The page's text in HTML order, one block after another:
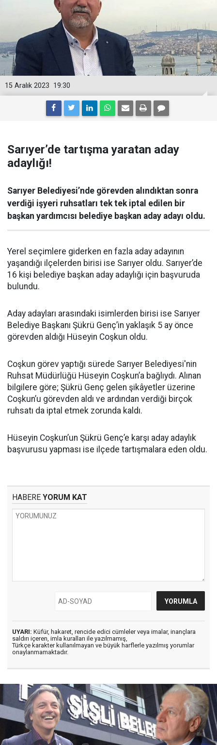
19:30
15 Aralık 2023
Sarıyer’de tartışma yaratan aday
adaylığı!
Sarıyer Belediyesi’nde görevden alındıktan sonra
verdiği işyeri ruhsatları tek tek iptal edilen bir
başkan yardımcısı belediye başkan aday adayı oldu.
Yerel seçimlere giderken en fazla aday adayının
yaşandığı ilçelerden birisi ise Sarıyer oldu. Sarıyer’de
16 kişi belediye başkan aday adaylığı için başvuruda
bulundu.
Aday adayları arasındaki isimlerden birisi ise Sarıyer
Belediye Başkanı Şükrü Genç’in yaklaşık 5 ay önce
görevden aldığı Hüseyin Coşkun oldu.
Coşkun görev yaptığı sürede Sarıyer Belediyesi'nin
Ruhsat Müdürlüğü Hüseyin Coşkun’a bağlıydı. Alınan
bilgilere göre; Şükrü Genç gelen şikâyetler üzerine
Coşkun’u görevden aldı ve ardından verdiği birçok
ruhsatı da iptal etmek zorunda kaldı.
Hüseyin Coşkun’un Şükrü Genç’e karşı aday adaylık
başvurusu yapması ise ilçede tartışmalara eden oldu.
HABERE YORUM KAT
UYARI: Küfür, hakaret, rencide edici cümleler veya imalar, inançlara
saldırı içeren, imla kuralları ile yazılmamış,
Türkçe karakter kullanılmayan ve büyük harflerle yazılmış yorumlar
onaylanmamaktadır.